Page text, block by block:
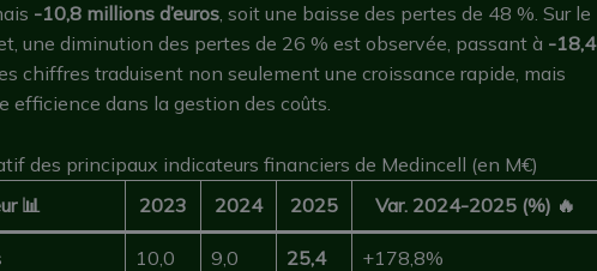
-10,8 millions d’euros, soit une baisse des pertes de 48 %. Sur le
une diminution des pertes de 26 % est observée, passant à -18,4
chiffres traduisent non seulement une croissance rapide, mais
efficience dans la gestion des coûts.
des principaux indicateurs financiers de Medincell (en M€)
📊
2023 2024 2025 Var. 2024-2025 (%) 🔥
10,0 9,0 25,4 +178,8%